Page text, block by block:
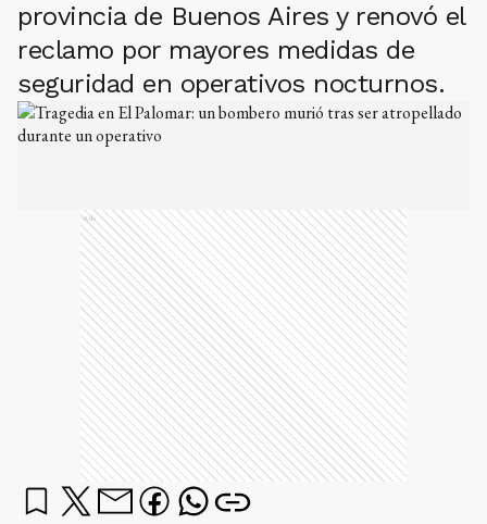
provincia de Buenos Aires y renovó el
reclamo por mayores medidas de
seguridad en operativos nocturnos.
Ads